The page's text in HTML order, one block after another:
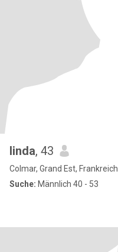
linda, 43
Colmar, Grand Est, Frankreich
Suche: Männlich 40 - 53